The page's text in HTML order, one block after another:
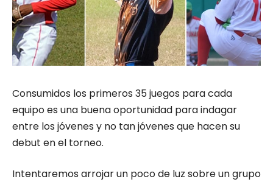
Consumidos los primeros 35 juegos para cada
equipo es una buena oportunidad para indagar
entre los jóvenes y no tan jóvenes que hacen su
debut en el torneo.
Intentaremos arrojar un poco de luz sobre un grupo